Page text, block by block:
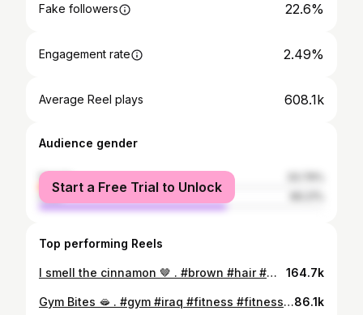
Fake followers 22.6%
Engagement rate 2.49%
Average Reel plays 608.1k
Audience gender
female
male
Start a Free Trial to Unlock
Top performing Reels
I smell the cinnamon 🤎 . #brown #hair #makeup #haircolor #fallhair #outfit #ootd #freckles #sunset #pink #fall #cinnamon #jazz #vibes #beautiful #beauty #fashion #love #photooftheday #model #bodybuilding #syria #iraq #erbil #العراق #سوريا #egypt #jordan #morocco #algeria 164.7k
Gym Bites 🫦 . #gym #iraq #fitness #fitnessmodel #gymoutfit86.1k